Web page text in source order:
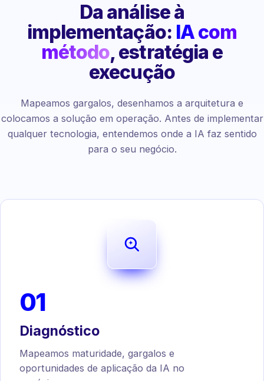
Da análise à
implementação: IA com
método, estratégia e
execução
Mapeamos gargalos, desenhamos a arquitetura e
colocamos a solução em operação. Antes de implementar
qualquer tecnologia, entendemos onde a IA faz sentido
para o seu negócio.
01
Diagnóstico
Mapeamos maturidade, gargalos e
oportunidades de aplicação da IA no